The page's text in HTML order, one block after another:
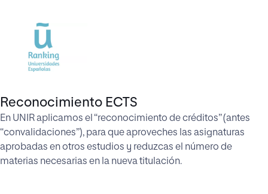
Reconocimiento ECTS
En UNIR aplicamos el “reconocimiento de créditos” (antes
“convalidaciones”), para que aproveches las asignaturas
aprobadas en otros estudios y reduzcas el número de
materias necesarias en la nueva titulación.